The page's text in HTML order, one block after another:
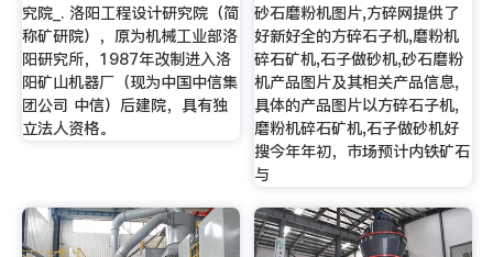
究院_. 洛阳工程设计研究院（简
称矿研院），原为机械工业部洛
阳研究所，1987年改制进入洛
阳矿山机器厂（现为中国中信集
团公司 中信）后建院，具有独
立法人资格。
砂石磨粉机图片,方碎网提供了
好新好全的方碎石子机,磨粉机
碎石矿机,石子做砂机,砂石磨粉
机产品图片及其相关产品信息,
具体的产品图片以方碎石子机,
磨粉机碎石矿机,石子做砂机好
搜今年年初，市场预计内铁矿石
与